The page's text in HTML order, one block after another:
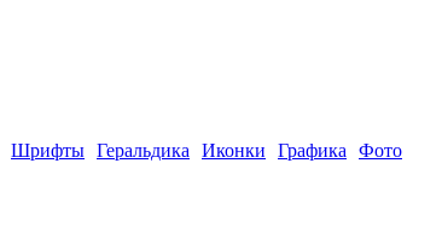
Шрифты Геральдика Иконки Графика Фото